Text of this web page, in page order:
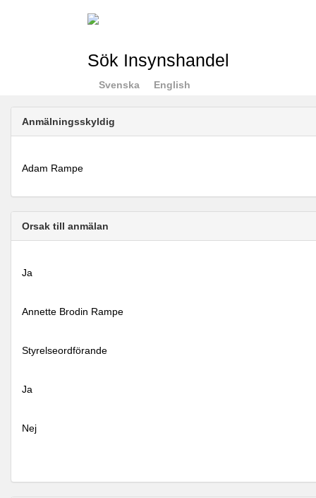
Sök Insynshandel
Svenska English
Anmälningsskyldig
Adam Rampe
Orsak till anmälan
Ja
Annette Brodin Rampe
Styrelseordförande
Ja
Nej